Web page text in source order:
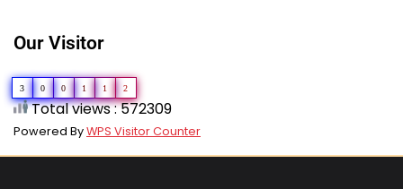
Our Visitor
3 0 0 1 1 2
Total views : 572309
Powered ByWPS Visitor Counter